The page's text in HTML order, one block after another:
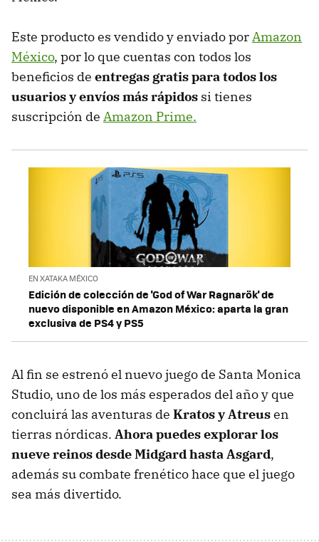
Este producto es vendido y enviado porAmazon
México, por lo que cuentas con todos los
beneficios de entregas gratis para todos los
usuarios y envíos más rápidos si tienes
suscripción de Amazon Prime.
EN XATAKA MÉXICO
Edición de colección de 'God of War Ragnarök' de
nuevo disponible en Amazon México: aparta la gran
exclusiva de PS4 y PS5
Al fin se estrenó el nuevo juego de Santa Monica
Studio, uno de los más esperados del año y que
concluirá las aventuras de Kratos y Atreusen
tierras nórdicas. Ahora puedes explorar los
nueve reinos desde Midgard hasta Asgard,
además su combate frenético hace que el juego
sea más divertido.